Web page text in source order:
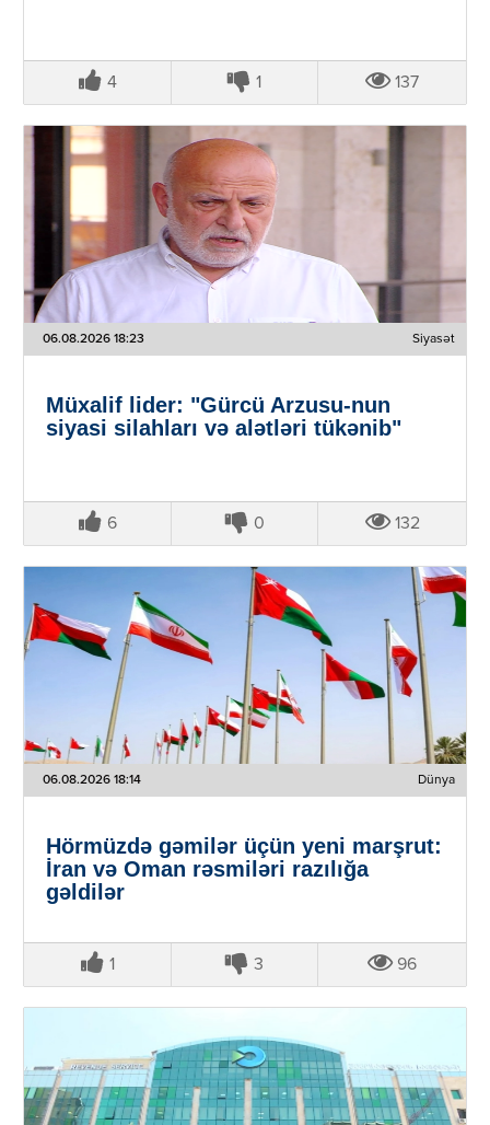
4 1 137
06.08.2026 18:23 Siyasət
Müxalif lider: "Gürcü Arzusu-nun
siyasi silahları və alətləri tükənib"
6 0 132
06.08.2026 18:14 Dünya
Hörmüzdə gəmilər üçün yeni marşrut:
İran və Oman rəsmiləri razılığa
gəldilər
1 3 96